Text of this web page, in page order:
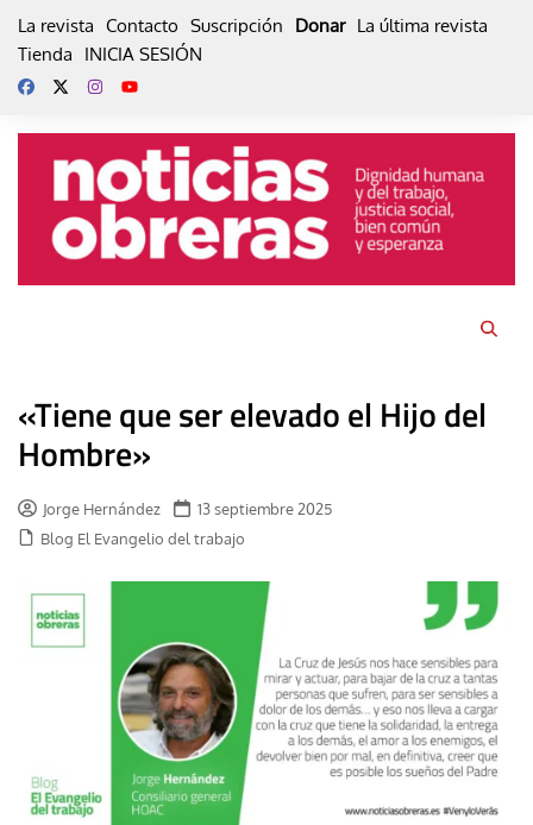
La revista Contacto Suscripción Donar La última revista
Tienda
INICIA SESIÓN
«Tiene que ser elevado el Hijo del
Hombre»
Jorge Hernández
13 septiembre 2025
Blog El Evangelio del trabajo